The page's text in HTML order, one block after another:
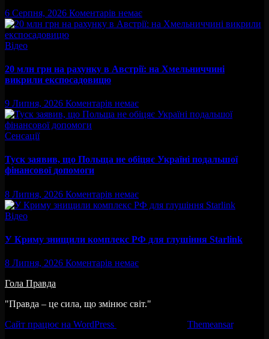
6 Серпня, 2026 Коментарів немає
Відео
20 млн грн на рахунку в Австрії: на Хмельниччині
викрили експосадовицю
9 Липня, 2026 Коментарів немає
Сенсації
Туск заявив, що Польща не обіцяє Україні подальшої
фінансової допомоги
8 Липня, 2026 Коментарів немає
Відео
У Криму знищили комплекс РФ для глушіння Starlink
8 Липня, 2026 Коментарів немає
Гола Правда
"Правда – це сила, що змінює світ."
Сайт працює на WordPress
Themeansar.